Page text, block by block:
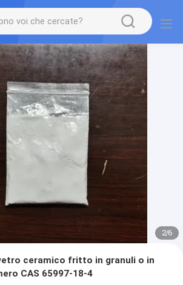
2/6
ceramico fritto in granuli o in
CAS 65997-18-4